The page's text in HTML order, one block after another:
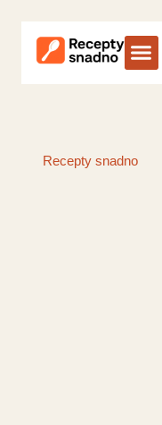
Recepty snadno